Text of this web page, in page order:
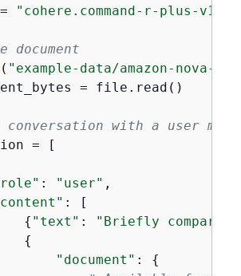
"cohere.command-r-plus-v1:0"
document
( "example-data/amazon-nova-
= file.read()
with a user
= [
: "user" ,
: [
{ "text" :
"Briefly compare
{
"document" : {